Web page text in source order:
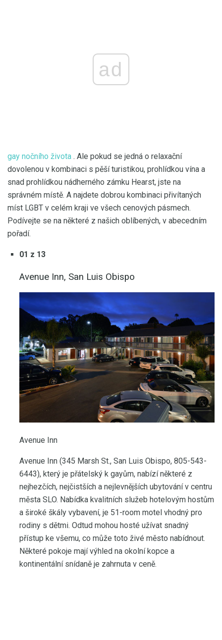
ad
gay nočního života . Ale pokud se jedná o relaxační
dovolenou v kombinaci s pěší turistikou, prohlídkou vína a
snad prohlídkou nádherného zámku Hearst, jste na
správném místě. A najdete dobrou kombinaci přivítaných
míst LGBT v celém kraji ve všech cenových pásmech.
Podívejte se na některé z našich oblíbených, v abecedním
pořadí.
01 z 13
Avenue Inn, San Luis Obispo
Avenue Inn
Avenue Inn (345 Marsh St., San Luis Obispo, 805-543-
6443), který je přátelský k gayům, nabízí některé z
nejhezčích, nejčistších a nejlevnějších ubytování v centru
města SLO. Nabídka kvalitních služeb hotelovým hostům
a široké škály vybavení, je 51-room motel vhodný pro
rodiny s dětmi. Odtud mohou hosté užívat snadný
přístup ke všemu, co může toto živé město nabídnout.
Některé pokoje mají výhled na okolní kopce a
kontinentální snídaně je zahrnuta v ceně.